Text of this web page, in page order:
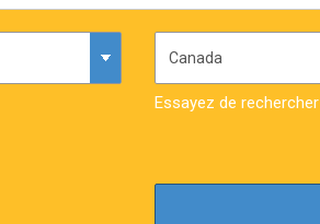
Essayez de rechercher